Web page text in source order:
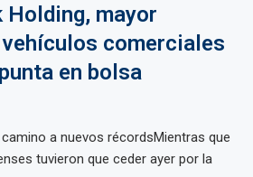
Holding, mayor
comerciales
en bolsa
a nuevos récordsMientras que
tuvieron que ceder ayer por la